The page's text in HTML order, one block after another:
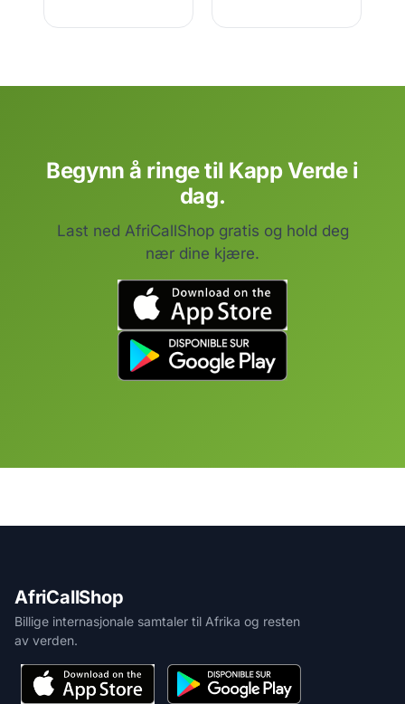
Begynn å ringe til Kapp Verde i
dag.
Last ned AfriCallShop gratis og hold deg
nær dine kjære.
AfriCallShop
Billige internasjonale samtaler til Afrika og resten
av verden.